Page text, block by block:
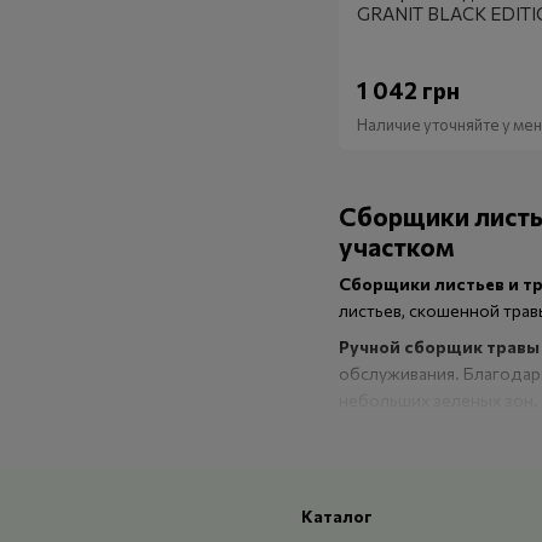
Сборщики
участком
Сборщики листьев и
листьев, скошенной
Ручной сборщик травы
обслуживания.
Особенности
GRANIT BLACK
1 042 грн
Наличие уточняйте у
Каталог